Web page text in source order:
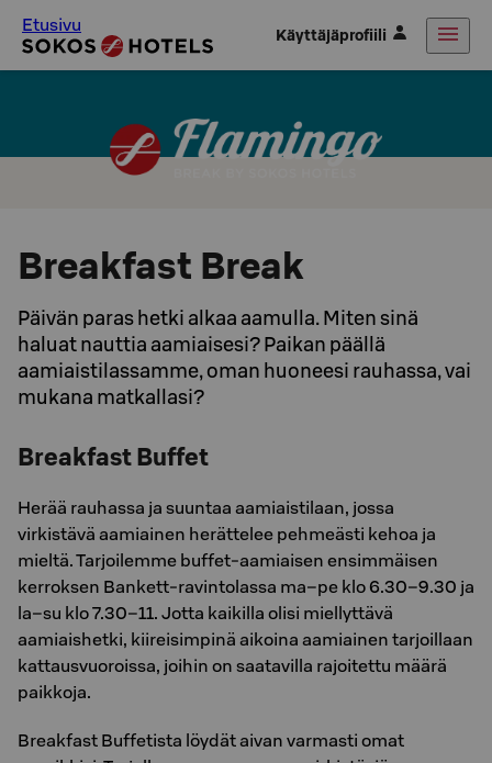
Etusivu Käyttäjäprofiili
Breakfast Break
Päivän paras hetki alkaa aamulla. Miten sinä
haluat nauttia aamiaisesi? Paikan päällä
aamiaistilassamme, oman huoneesi rauhassa, vai
mukana matkallasi?
Breakfast Buffet
Herää rauhassa ja suuntaa aamiaistilaan, jossa
virkistävä aamiainen herättelee pehmeästi kehoa ja
mieltä. Tarjoilemme buffet-aamiaisen ensimmäisen
kerroksen Bankett-ravintolassa ma–pe klo 6.30–9.30 ja
la–su klo 7.30–11. Jotta kaikilla olisi miellyttävä
aamiaishetki, kiireisimpinä aikoina aamiainen tarjoillaan
kattausvuoroissa, joihin on saatavilla rajoitettu määrä
paikkoja.
Breakfast Buffetista löydät aivan varmasti omat